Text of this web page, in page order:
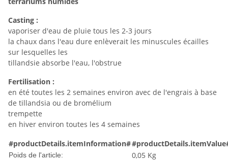
Casting :
vaporiser d'eau de pluie tous les 2-3 jours
la chaux dans l'eau dure enlèverait les minuscules écailles
sur lesquelles les
tillandsie absorbe l'eau, l'obstrue
Fertilisation :
en été toutes les 2 semaines environ avec de l'engrais à base
de tillandsia ou de bromélium
trempette
en hiver environ toutes les 4 semaines
#productDetails.itemInformation#
Poids de l'article: 0,05 Kg